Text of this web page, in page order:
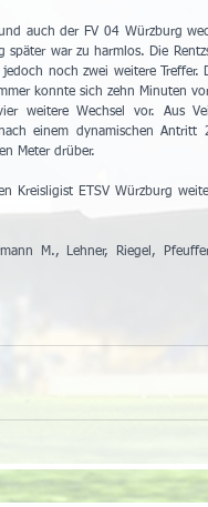
auch der FV 04 Würzburg
war zu harmlos. Die
noch zwei weitere Treffer.
konnte sich zehn Minuten
weitere Wechsel vor. Aus
einem dynamischen
Meter drüber.
Kreisligist ETSV Würzburg
M., Lehner, Riegel,